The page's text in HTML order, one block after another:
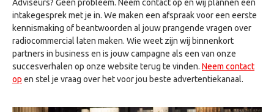
Adviseurs? Geen probleem. Neem contact op en wij plannen een
intakegesprek met je in. We maken een afspraak voor een eerste
kennismaking of beantwoorden al jouw prangende vragen over
radiocommercial laten maken. Wie weet zijn wij binnenkort
partners in business en is jouw campagne als een van onze
succesverhalen op onze website terug te vinden. Neem contact
op en stel je vraag over het voor jou beste advertentiekanaal.